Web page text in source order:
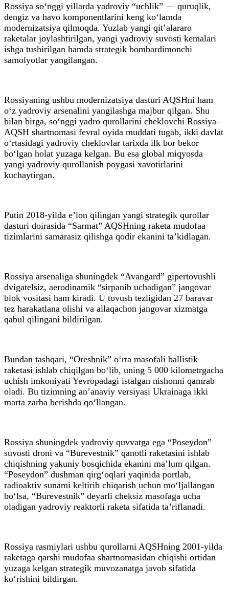
Rossiya so‘nggi yillarda yadroviy “uchlik” — quruqlik,
dengiz va havo komponentlarini keng ko‘lamda
modernizatsiya qilmoqda. Yuzlab yangi qit’alararo
raketalar joylashtirilgan, yangi yadroviy suvosti kemalari
ishga tushirilgan hamda strategik bombardimonchi
samolyotlar yangilangan.
Rossiyaning ushbu modernizatsiya dasturi AQSHni ham
o‘z yadroviy arsenalini yangilashga majbur qilgan. Shu
bilan birga, so‘nggi yadro qurollarini cheklovchi Rossiya–
AQSH shartnomasi fevral oyida muddati tugab, ikki davlat
o‘rtasidagi yadroviy cheklovlar tarixda ilk bor bekor
bo‘lgan holat yuzaga kelgan. Bu esa global miqyosda
yangi yadroviy qurollanish poygasi xavotirlarini
kuchaytirgan.
Putin 2018-yilda e’lon qilingan yangi strategik qurollar
dasturi doirasida “Sarmat” AQSHning raketa mudofaa
tizimlarini samarasiz qilishga qodir ekanini ta’kidlagan.
Rossiya arsenaliga shuningdek “Avangard” gipertovushli
dvigatelsiz, aerodinamik “sirpanib uchadigan” jangovar
blok vositasi ham kiradi. U tovush tezligidan 27 baravar
tez harakatlana olishi va allaqachon jangovar xizmatga
qabul qilingani bildirilgan.
Bundan tashqari, “Oreshnik” o‘rta masofali ballistik
raketasi ishlab chiqilgan bo‘lib, uning 5 000 kilometrgacha
uchish imkoniyati Yevropadagi istalgan nishonni qamrab
oladi. Bu tizimning an’anaviy versiyasi Ukrainaga ikki
marta zarba berishda qo‘llangan.
Rossiya shuningdek yadroviy quvvatga ega “Poseydon”
suvosti droni va “Burevestnik” qanotli raketasini ishlab
chiqishning yakuniy bosqichida ekanini ma’lum qilgan.
“Poseydon” dushman qirg‘oqlari yaqinida portlab,
radioaktiv sunami keltirib chiqarish uchun mo‘ljallangan
bo‘lsa, “Burevestnik” deyarli cheksiz masofaga ucha
oladigan yadroviy reaktorli raketa sifatida ta’riflanadi.
Rossiya rasmiylari ushbu qurollarni AQSHning 2001-yilda
raketaga qarshi mudofaa shartnomasidan chiqishi ortidan
yuzaga kelgan strategik muvozanatga javob sifatida
ko‘rishini bildirgan.